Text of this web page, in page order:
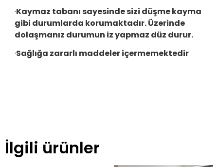
·Kaymaz tabanı sayesinde sizi düşme kayma
gibi durumlarda korumaktadır. Üzerinde
dolaşmanız durumun iz yapmaz düz durur.
·Sağlığa zararlı maddeler içermemektedir
İlgili ürünler